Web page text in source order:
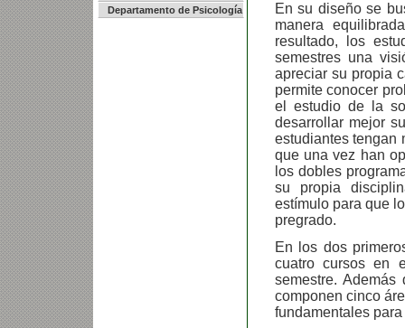
Departamento de Psicología
En su diseño se
manera
resultado, los
semestres una
apreciar su propia
permite conocer
el estudio de la
desarrollar mejor
estudiantes tengan
que una vez han
los dobles
su propia
estímulo para que
pregrado.
En los dos
cuatro cursos en
semestre.
componen cinco
fundamentales